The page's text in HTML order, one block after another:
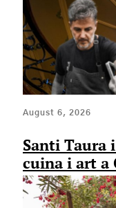
August 6, 2026
Santi Taura
cuina i art a